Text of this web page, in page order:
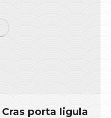
Cras porta ligula